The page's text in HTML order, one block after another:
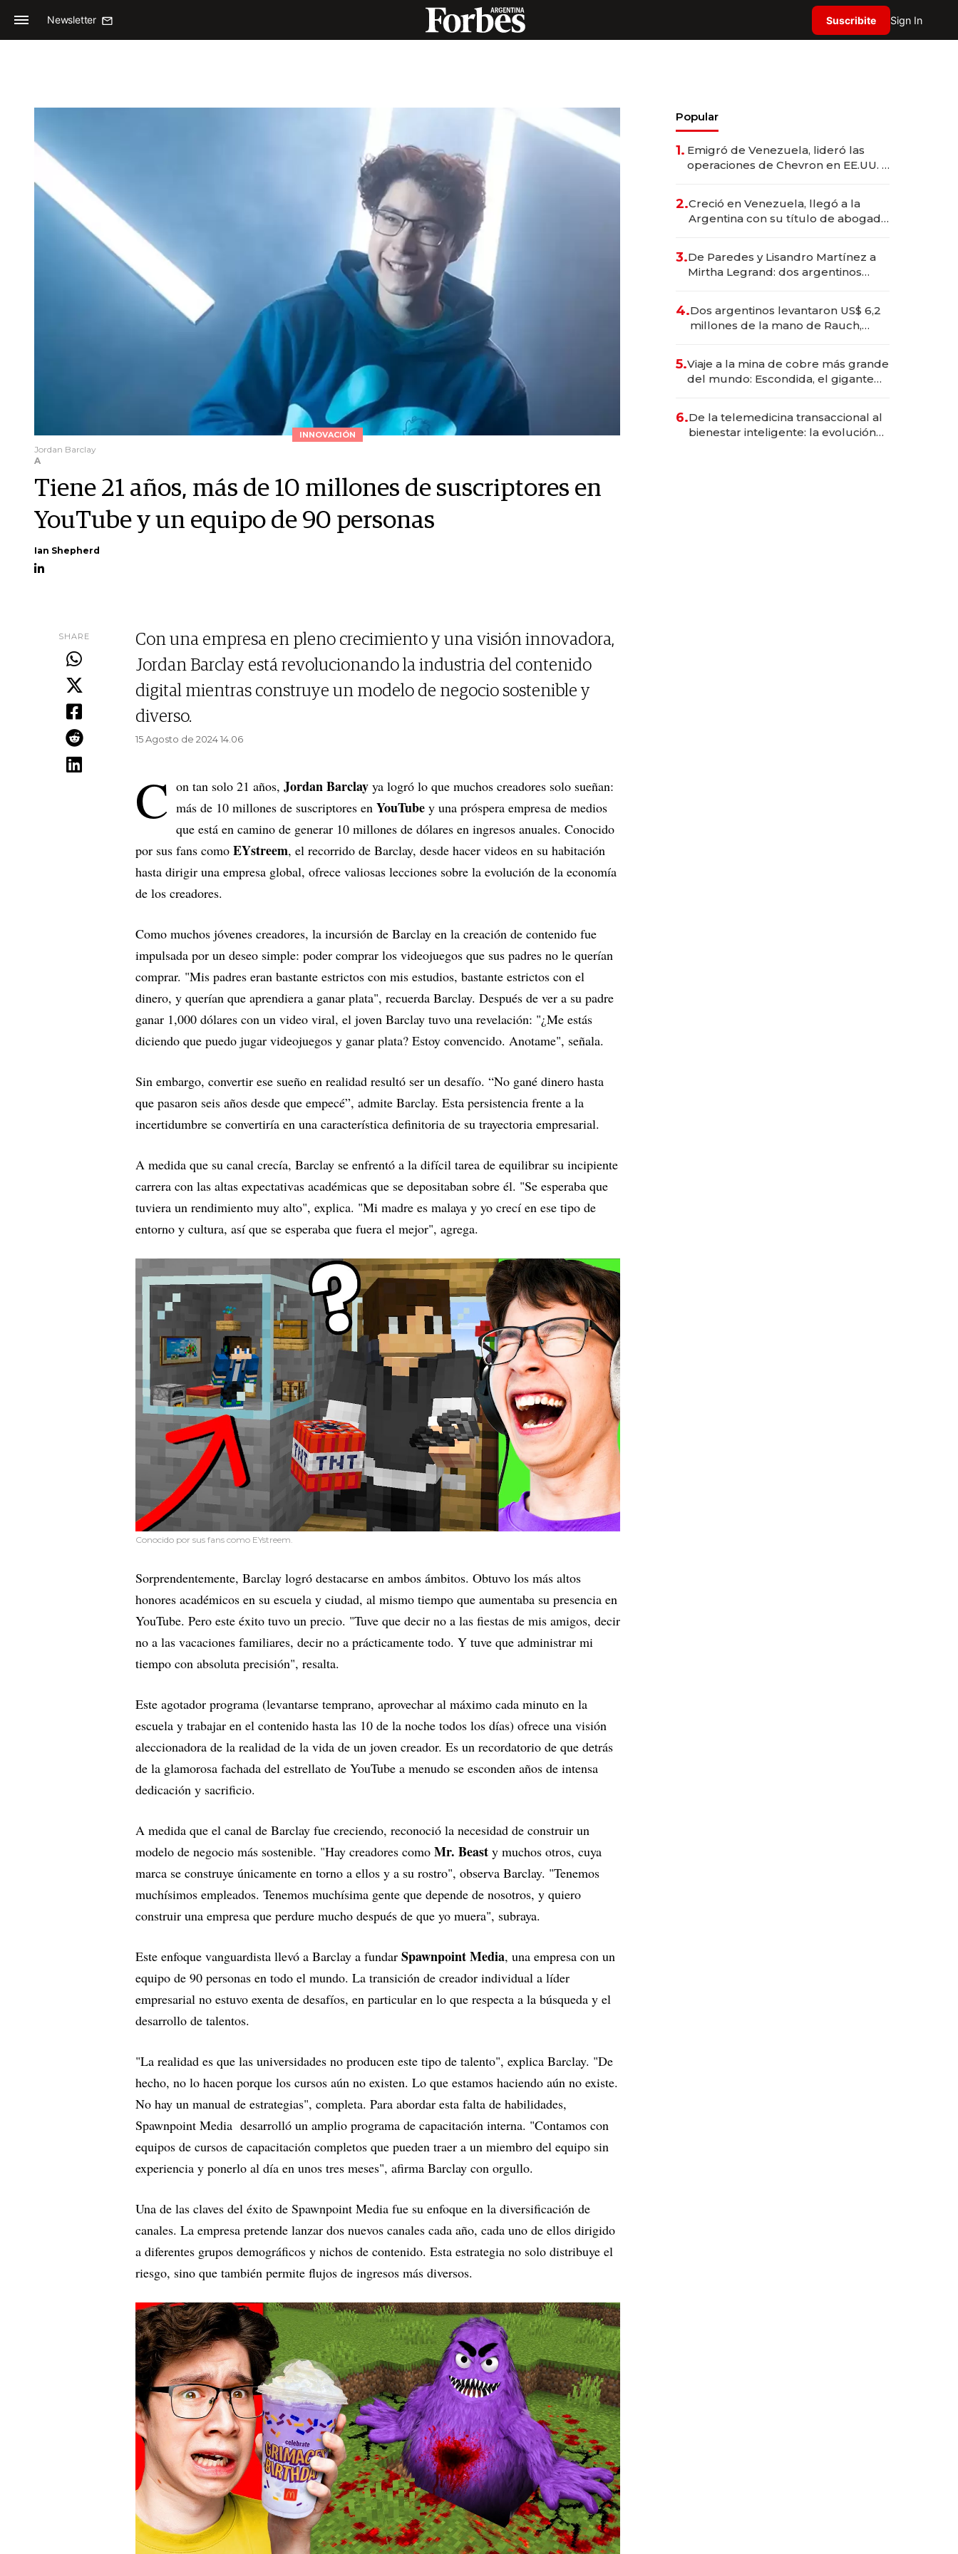
Newsletter Suscribite Sign In
INNOVACIÓN
Jordan Barclay
A
Tiene 21 años, más de 10 millones de suscriptores en
YouTube y un equipo de 90 personas
Ian Shepherd
SHARE
Con una empresa en pleno crecimiento y una visión innovadora,
Jordan Barclay está revolucionando la industria del contenido
digital mientras construye un modelo de negocio sostenible y
diverso.
15 Agosto de 2024 14.06
C on tan solo 21 años, Jordan Barclay ya logró lo que muchos creadores solo sueñan:
más de 10 millones de suscriptores en YouTube y una próspera empresa de medios
que está en camino de generar 10 millones de dólares en ingresos anuales. Conocido
por sus fans como EYstreem, el recorrido de Barclay, desde hacer videos en su habitación
hasta dirigir una empresa global, ofrece valiosas lecciones sobre la evolución de la economía
de los creadores.
Como muchos jóvenes creadores, la incursión de Barclay en la creación de contenido fue
impulsada por un deseo simple: poder comprar los videojuegos que sus padres no le querían
comprar. "Mis padres eran bastante estrictos con mis estudios, bastante estrictos con el
dinero, y querían que aprendiera a ganar plata", recuerda Barclay. Después de ver a su padre
ganar 1,000 dólares con un video viral, el joven Barclay tuvo una revelación: "¿Me estás
diciendo que puedo jugar videojuegos y ganar plata? Estoy convencido. Anotame", señala.
Sin embargo, convertir ese sueño en realidad resultó ser un desafío. “No gané dinero hasta
que pasaron seis años desde que empecé”, admite Barclay. Esta persistencia frente a la
incertidumbre se convertiría en una característica definitoria de su trayectoria empresarial.
A medida que su canal crecía, Barclay se enfrentó a la difícil tarea de equilibrar su incipiente
carrera con las altas expectativas académicas que se depositaban sobre él. "Se esperaba que
tuviera un rendimiento muy alto", explica. "Mi madre es malaya y yo crecí en ese tipo de
entorno y cultura, así que se esperaba que fuera el mejor", agrega.
Conocido por sus fans como EYstreem.
Sorprendentemente, Barclay logró destacarse en ambos ámbitos. Obtuvo los más altos
honores académicos en su escuela y ciudad, al mismo tiempo que aumentaba su presencia en
YouTube. Pero este éxito tuvo un precio. "Tuve que decir no a las fiestas de mis amigos, decir
no a las vacaciones familiares, decir no a prácticamente todo. Y tuve que administrar mi
tiempo con absoluta precisión", resalta.
Este agotador programa (levantarse temprano, aprovechar al máximo cada minuto en la
escuela y trabajar en el contenido hasta las 10 de la noche todos los días) ofrece una visión
aleccionadora de la realidad de la vida de un joven creador. Es un recordatorio de que detrás
de la glamorosa fachada del estrellato de YouTube a menudo se esconden años de intensa
dedicación y sacrificio.
A medida que el canal de Barclay fue creciendo, reconoció la necesidad de construir un
modelo de negocio más sostenible. "Hay creadores como Mr. Beast y muchos otros, cuya
marca se construye únicamente en torno a ellos y a su rostro", observa Barclay. "Tenemos
muchísimos empleados. Tenemos muchísima gente que depende de nosotros, y quiero
construir una empresa que perdure mucho después de que yo muera", subraya.
Este enfoque vanguardista llevó a Barclay a fundar Spawnpoint Media, una empresa con un
equipo de 90 personas en todo el mundo. La transición de creador individual a líder
empresarial no estuvo exenta de desafíos, en particular en lo que respecta a la búsqueda y el
desarrollo de talentos.
"La realidad es que las universidades no producen este tipo de talento", explica Barclay. "De
hecho, no lo hacen porque los cursos aún no existen. Lo que estamos haciendo aún no existe.
No hay un manual de estrategias", completa. Para abordar esta falta de habilidades,
Spawnpoint Media desarrolló un amplio programa de capacitación interna. "Contamos con
equipos de cursos de capacitación completos que pueden traer a un miembro del equipo sin
experiencia y ponerlo al día en unos tres meses", afirma Barclay con orgullo.
Una de las claves del éxito de Spawnpoint Media fue su enfoque en la diversificación de
canales. La empresa pretende lanzar dos nuevos canales cada año, cada uno de ellos dirigido
a diferentes grupos demográficos y nichos de contenido. Esta estrategia no solo distribuye el
riesgo, sino que también permite flujos de ingresos más diversos.
Popular
1. Emigró de Venezuela, lideró las
operaciones de Chevron en EE.UU. y
2.Creció en Venezuela, llegó a la
Argentina con su título de abogado
marcas "fast premium"
3.De Paredes y Lisandro Martínez a
Mirtha Legrand: dos argentinos
deportivo y el cuidado corporal
4.Dos argentinos levantaron US$ 6,2
millones de la mano de Rauch,
5.Viaje a la mina de cobre más grande
del mundo: Escondida, el gigante
6.De la telemedicina transaccional al
bienestar inteligente: la evolución